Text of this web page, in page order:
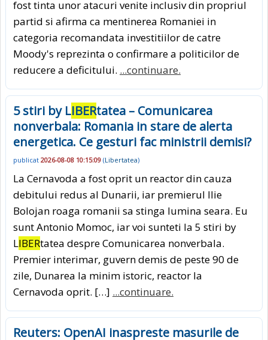
fost tinta unor atacuri venite inclusiv din propriul
partid si afirma ca mentinerea Romaniei in
categoria recomandata investitiilor de catre
Moody's reprezinta o confirmare a politicilor de
reducere a deficitului. ...continuare.
5 stiri by LIBERtatea – Comunicarea
nonverbala: Romania in stare de alerta
energetica. Ce gesturi fac ministrii demisi?
publicat 2026-08-08 10:15:09 (Libertatea)
La Cernavoda a fost oprit un reactor din cauza
debitului redus al Dunarii, iar premierul Ilie
Bolojan roaga romanii sa stinga lumina seara. Eu
sunt Antonio Momoc, iar voi sunteti la 5 stiri by
LIBERtatea despre Comunicarea nonverbala.
Premier interimar, guvern demis de peste 90 de
zile, Dunarea la minim istoric, reactor la
Cernavoda oprit. […] ...continuare.
Reuters: OpenAI inaspreste masurile de